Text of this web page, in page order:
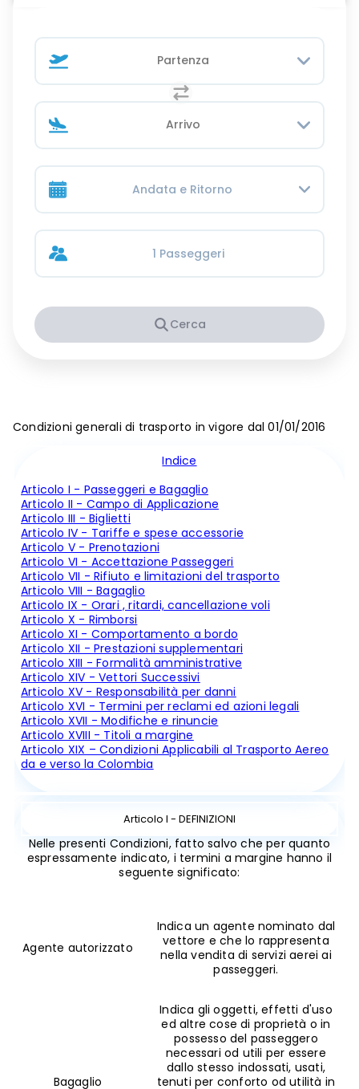
Andata e Ritorno
1 Passeggeri
Cerca
Condizioni generali di trasporto in vigore dal 01/01/2016
Indice
Articolo I - Passeggeri e Bagaglio
Articolo II - Campo di Applicazione
Articolo III - Biglietti
Articolo IV - Tariffe e spese accessorie
Articolo V - Prenotazioni
Articolo VI - Accettazione Passeggeri
Articolo VII - Rifiuto e limitazioni del trasporto
Articolo VIII - Bagaglio
Articolo IX - Orari , ritardi, cancellazione voli
Articolo X - Rimborsi
Articolo XI - Comportamento a bordo
Articolo XII - Prestazioni supplementari
Articolo XIII - Formalità amministrative
Articolo XIV - Vettori Successivi
Articolo XV - Responsabilità per danni
Articolo XVI - Termini per reclami ed azioni legali
Articolo XVII - Modifiche e rinuncie
Articolo XVIII - Titoli a margine
Articolo XIX – Condizioni Applicabili al Trasporto Aereo
da e verso la Colombia
Articolo I - DEFINIZIONI
Nelle presenti Condizioni, fatto salvo che per quanto
espressamente indicato, i termini a margine hanno il
seguente significato:
Agente autorizzato
Indica un agente nominato dal
vettore e che lo rappresenta
nella vendita di servizi aerei ai
passeggeri.
Bagaglio
Indica gli oggetti, effetti d'uso
ed altre cose di proprietà o in
possesso del passeggero
necessari od utili per essere
dallo stesso indossati, usati,
tenuti per conforto od utilità in